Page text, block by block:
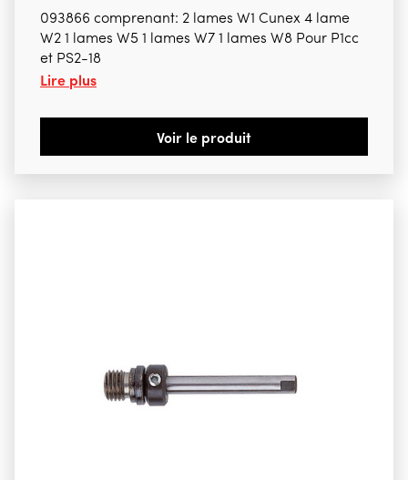
093866 comprenant: 2 lames W1 Cunex 4 lame
W2 1 lames W5 1 lames W7 1 lames W8 Pour P1cc
et PS2-18
Lire plus
Voir le produit